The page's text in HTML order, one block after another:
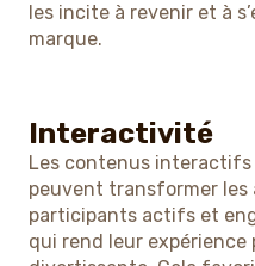
les incite à revenir et à
marque.
Interactivité
Les contenus
peuvent transformer les
participants actifs et
qui rend leur expérience